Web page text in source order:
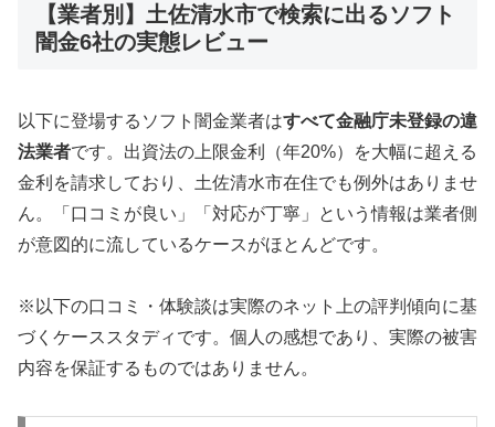
【業者別】土佐清水市で検索に出るソフト
闇金6社の実態レビュー
以下に登場するソフト闇金業者はすべて金融庁未登録の違
法業者です。出資法の上限金利（年20%）を大幅に超える
金利を請求しており、土佐清水市在住でも例外はありませ
ん。「口コミが良い」「対応が丁寧」という情報は業者側
が意図的に流しているケースがほとんどです。
※以下の口コミ・体験談は実際のネット上の評判傾向に基
づくケーススタディです。個人の感想であり、実際の被害
内容を保証するものではありません。